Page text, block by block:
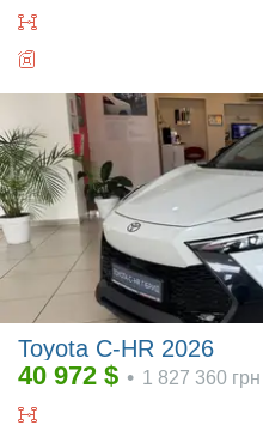
Toyota C-HR 2026
40 972 $ • 1 827 360 грн